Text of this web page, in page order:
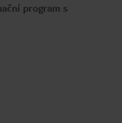
program s